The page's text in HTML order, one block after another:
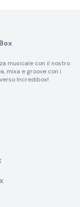
musicale con il nostro
mixa e groove con i
Incredibox!